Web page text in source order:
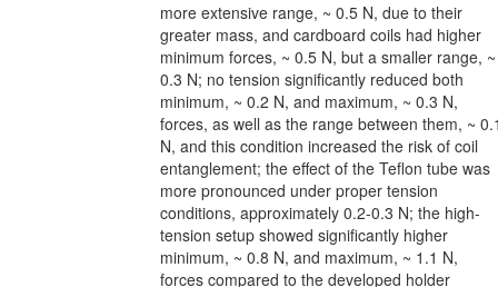
more extensive range, ~ 0.5 N, due to their
greater mass, and cardboard coils had higher
minimum forces, ~ 0.5 N, but a smaller range, ~
0.3 N; no tension significantly reduced both
minimum, ~ 0.2 N, and maximum, ~ 0.3 N,
forces, as well as the range between them, ~
N, and this condition increased the risk of coil
entanglement; the effect of the Teflon tube was
more pronounced under proper tension
conditions, approximately 0.2-0.3 N; the high-
tension setup showed significantly higher
minimum, ~ 0.8 N, and maximum, ~ 1.1 N,
forces compared to the developed holder